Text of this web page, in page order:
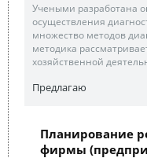
Учеными разработана
осуществления
множество методов
методика
хозяйственной
Предлагаю
Планирование
фирмы